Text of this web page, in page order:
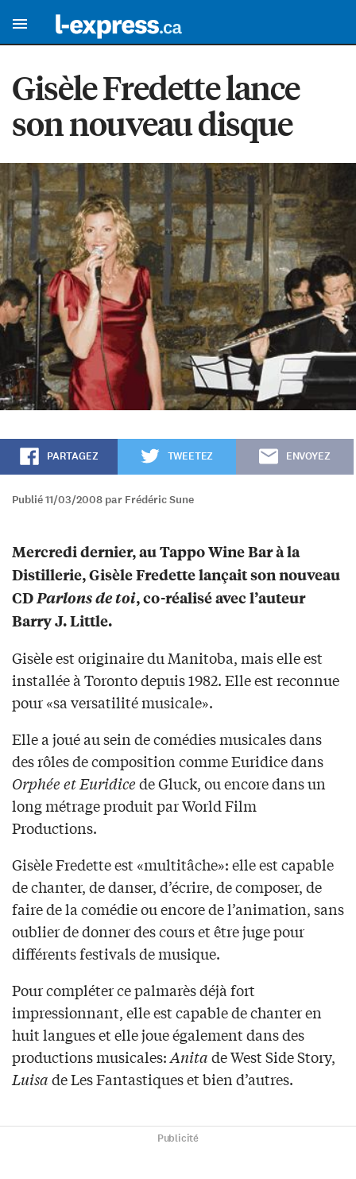
Gisèle Fredette lance
son nouveau disque
PARTAGEZ TWEETEZ ENVOYEZ
Publié 11/03/2008 par Frédéric Sune
Mercredi dernier, au Tappo Wine Bar à la
Distillerie, Gisèle Fredette lançait son nouveau
CDParlons de toi, co-réalisé avec l’auteur
Barry J. Little.
Gisèle est originaire du Manitoba, mais elle est
installée à Toronto depuis 1982. Elle est reconnue
pour «sa versatilité musicale».
Elle a joué au sein de comédies musicales dans
des rôles de composition comme Euridice dans
Orphée et Euridicede Gluck, ou encore dans un
long métrage produit par World Film
Productions.
Gisèle Fredette est «multitâche»: elle est capable
de chanter, de danser, d’écrire, de composer, de
faire de la comédie ou encore de l’animation, sans
oublier de donner des cours et être juge pour
différents festivals de musique.
Pour compléter ce palmarès déjà fort
impressionnant, elle est capable de chanter en
huit langues et elle joue également dans des
productions musicales:Anitade West Side Story,
Luisade Les Fantastiques et bien d’autres.
Publicité